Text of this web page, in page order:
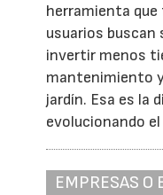
herramienta
usuarios buscan
invertir menos
mantenimiento
jardín. Esa es la
evolucionando
EMPRESAS O